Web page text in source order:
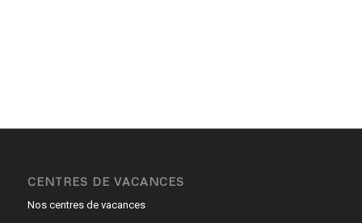
CENTRES DE VACANCES
Nos centres de vacances